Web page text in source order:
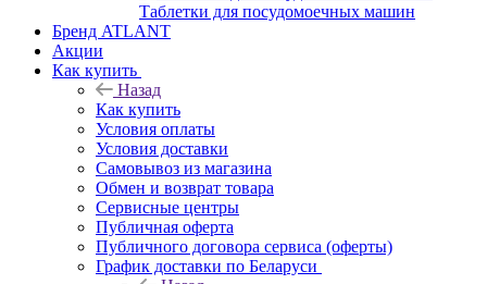
Таблетки для посудомоечных машин
Бренд ATLANT
Акции
Как купить
Назад
Как купить
Условия оплаты
Условия доставки
Самовывоз из магазина
Обмен и возврат товара
Сервисные центры
Публичная оферта
Публичного договора сервиса (оферты)
График доставки по Беларуси